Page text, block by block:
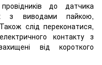
до датчика
з виводами пайкою,
слід переконатися,
контакту з
від короткого